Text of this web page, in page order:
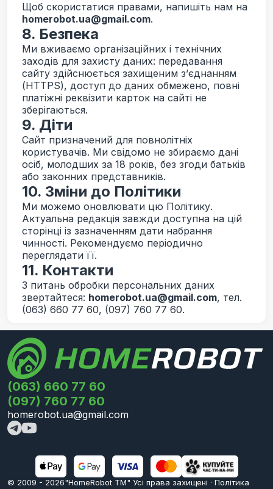
Щоб скористатися правами, напишіть нам на
homerobot.ua@gmail.com.
8. Безпека
Ми вживаємо організаційних і технічних
заходів для захисту даних: передавання
сайту здійснюється захищеним з’єднанням
(HTTPS), доступ до даних обмежено, повні
платіжні реквізити карток на сайті не
зберігаються.
9. Діти
Сайт призначений для повнолітніх
користувачів. Ми свідомо не збираємо дані
осіб, молодших за 18 років, без згоди батьків
або законних представників.
10. Зміни до Політики
Ми можемо оновлювати цю Політику.
Актуальна редакція завжди доступна на цій
сторінці із зазначенням дати набрання
чинності. Рекомендуємо періодично
переглядати її.
11. Контакти
З питань обробки персональних даних
звертайтеся: homerobot.ua@gmail.com, тел.
(063) 660 77 60, (097) 760 77 60.
(063) 660 77 60
(097) 760 77 60
homerobot.ua@gmail.com
© 2009 - 2026"HomeRobot ТМ" Усi права захищені · Політика